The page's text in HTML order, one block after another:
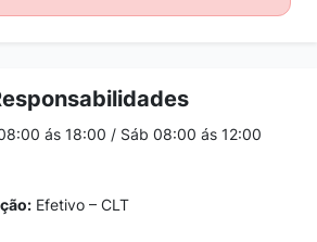
ás 18:00 / Sáb 08:00 ás 12:00
Efetivo – CLT